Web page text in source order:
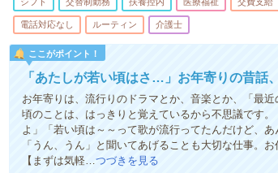
電話対応なし ルーティン 介護士
ここがポイント！
「あたしが若い頃はさ…」お年寄りの昔話
お年寄りは、流行りのドラマとか、音楽とか、「最
頃のことは、はっきりと覚えているから不思議です
よ」「若い頃は～～って歌が流行ってたんだけど、
「うん、うん」と聞いてあげることも大切な仕事。
【まずは気軽…つづきを見る